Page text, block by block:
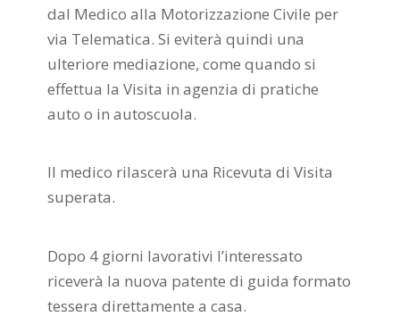
dal Medico alla Motorizzazione Civile per
via Telematica. Si eviterà quindi una
ulteriore mediazione, come quando si
effettua la Visita in agenzia di pratiche
auto o in autoscuola.
Il medico rilascerà una Ricevuta di Visita
superata.
Dopo 4 giorni lavorativi l’interessato
riceverà la nuova patente di guida formato
tessera direttamente a casa.